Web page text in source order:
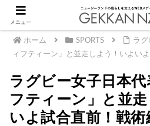
ホーム SPORTS
ラグ
ィフティーン」と並走しよう！いよい
ラグビー女子日本
フティーン」と並
いよ試合直前！戦術
メニュー